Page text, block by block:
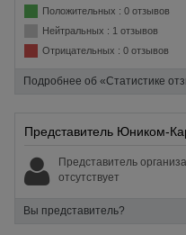
Положительных : 0 отзывов
Нейтральных : 1 отзывов
Отрицательных : 0 отзывов
Подробнее об «Статистике
Представитель Юником-
Представитель
отсутствует
Вы представитель?